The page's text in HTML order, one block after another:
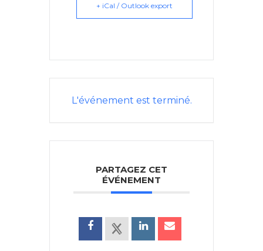
+ iCal / Outlook export
L'événement est terminé.
PARTAGEZ CET
ÉVÉNEMENT